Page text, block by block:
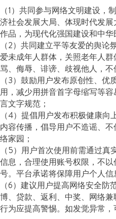
（1）共同参与网络文明建设
济社会发展大局、体现时代发
作品，为现代化强国建设和中华
（2）共同建立平等友爱的舆
爱未成年人群体，关照老年人
骂、侮辱、诽谤、歧视他人，不
（3）鼓励用户发布原创性、
用，减少用拼音首字母缩写等
言文字规范；
（4）提倡用户发布积极健康
内容传播，倡导用户不造谣、
络家园；
（5）用户首次使用前需通过
信息，合理使用账号权限，不
号。平台承诺将保障用户个人信
（6）建议用户提高网络安全
博、贷款、返利、中奖、网络
行为应提高警惕。如发觉异常，